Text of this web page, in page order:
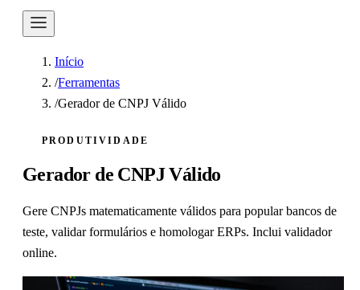
Início
/Ferramentas
/Gerador de CNPJ Válido
PRODUTIVIDADE
Gerador de CNPJ Válido
Gere CNPJs matematicamente válidos para popular bancos de
teste, validar formulários e homologar ERPs. Inclui validador
online.